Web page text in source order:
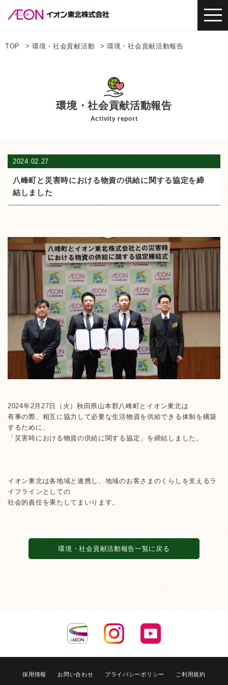
TOP 環境・社会貢献活動 環境・社会貢献活動報告
環境・社会貢献活動報告
Activity report
2024.02.27
八峰町と災害時における物資の供給に関する協定を締
結しました
2024年2月27日（火）秋田県山本郡八峰町とイオン東北は
有事の際、相互に協力して必要な生活物資を供給できる体制を構築
するために、
「災害時における物資の供給に関する協定」を締結しました。
イオン東北は各地域と連携し、地域のお客さまのくらしを支えるラ
イフラインとしての
社会的責任を果たしてまいります。
環境・社会貢献活動報告一覧に戻る
採用情報 お問い合わせ プライバシーポリシー ご利用規約